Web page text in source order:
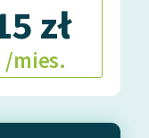
zł
/mies.